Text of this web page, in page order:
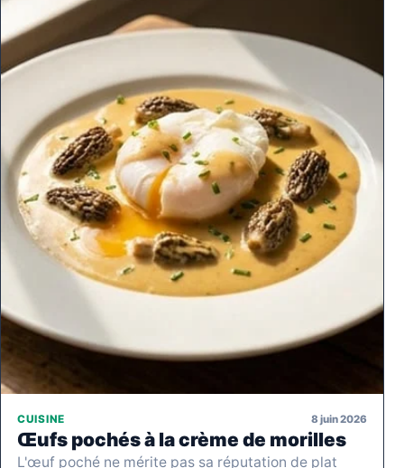
CUISINE 8 juin 2026
Œufs pochés à la crème de morilles
L'œuf poché ne mérite pas sa réputation de plat